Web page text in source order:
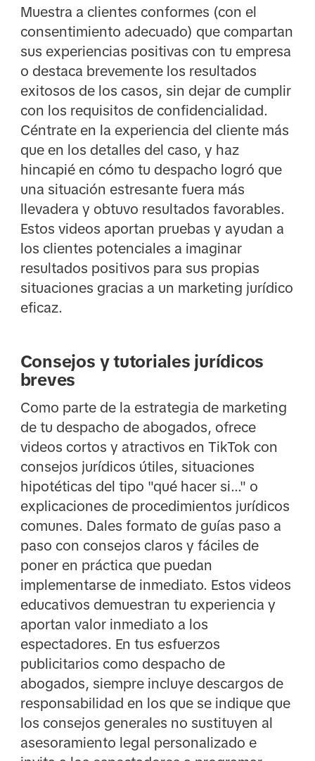
Muestra a clientes conformes (con el
consentimiento adecuado) que compartan
sus experiencias positivas con tu empresa
o destaca brevemente los resultados
exitosos de los casos, sin dejar de cumplir
con los requisitos de confidencialidad.
Céntrate en la experiencia del cliente más
que en los detalles del caso, y haz
hincapié en cómo tu despacho logró que
una situación estresante fuera más
llevadera y obtuvo resultados favorables.
Estos videos aportan pruebas y ayudan a
los clientes potenciales a imaginar
resultados positivos para sus propias
situaciones gracias a un marketing jurídico
eficaz.
Consejos y tutoriales jurídicos
breves
Como parte de la estrategia de marketing
de tu despacho de abogados, ofrece
videos cortos y atractivos en TikTok con
consejos jurídicos útiles, situaciones
hipotéticas del tipo "qué hacer si..." o
explicaciones de procedimientos jurídicos
comunes. Dales formato de guías paso a
paso con consejos claros y fáciles de
poner en práctica que puedan
implementarse de inmediato. Estos videos
educativos demuestran tu experiencia y
aportan valor inmediato a los
espectadores. En tus esfuerzos
publicitarios como despacho de
abogados, siempre incluye descargos de
responsabilidad en los que se indique que
los consejos generales no sustituyen al
asesoramiento legal personalizado e